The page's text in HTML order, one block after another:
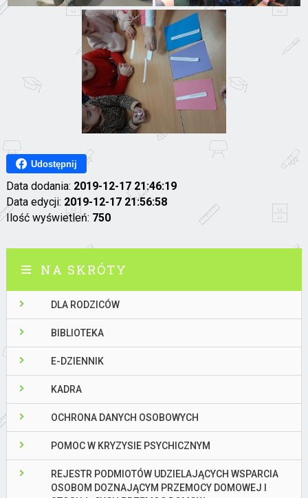
Udostępnij
Data dodania: 2019-12-17 21:46:19
Data edycji: 2019-12-17 21:56:58
Ilość wyświetleń: 750
NA SKRÓTY
DLA RODZICÓW
BIBLIOTEKA
E-DZIENNIK
KADRA
OCHRONA DANYCH OSOBOWYCH
POMOC W KRYZYSIE PSYCHICZNYM
REJESTR PODMIOTÓW UDZIELAJĄCYCH WSPARCIA
OSOBOM DOZNAJĄCYM PRZEMOCY DOMOWEJ I